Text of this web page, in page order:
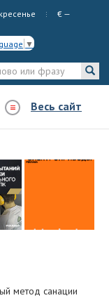
€ —
▼
Весь сайт
метод санации